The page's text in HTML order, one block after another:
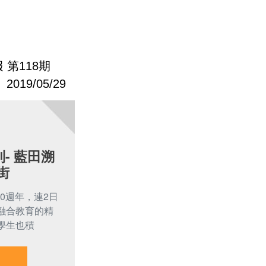
第118期
2019/05/29
- 藍田溯
週年，連2日
合教育的精
生也積